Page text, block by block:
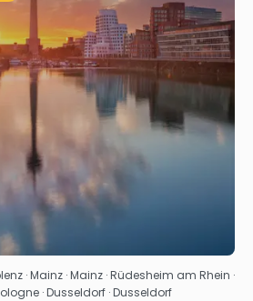
See
· Mainz · Mainz · Rüdesheim am Rhein ·
· Dusseldorf · Dusseldorf